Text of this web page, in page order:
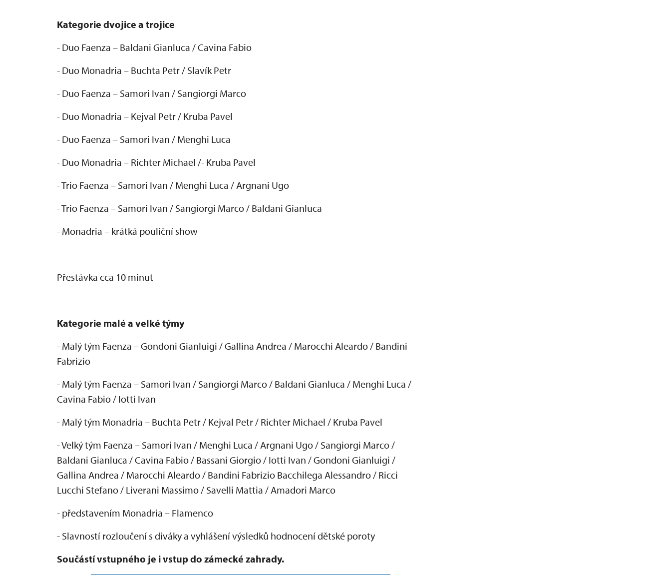
Kategorie dvojice a trojice
- Duo Faenza – Baldani Gianluca / Cavina Fabio
- Duo Monadria – Buchta Petr / Slavík Petr
- Duo Faenza – Samori Ivan / Sangiorgi Marco
- Duo Monadria – Kejval Petr / Kruba Pavel
- Duo Faenza – Samori Ivan / Menghi Luca
- Duo Monadria – Richter Michael /- Kruba Pavel
- Trio Faenza – Samori Ivan / Menghi Luca / Argnani Ugo
- Trio Faenza – Samori Ivan / Sangiorgi Marco / Baldani Gianluca
- Monadria – krátká pouliční show
Přestávka cca 10 minut
Kategorie malé a velké týmy
- Malý tým Faenza – Gondoni Gianluigi / Gallina Andrea / Marocchi Aleardo / Bandini
Fabrizio
- Malý tým Faenza – Samori Ivan / Sangiorgi Marco / Baldani Gianluca / Menghi Luca /
Cavina Fabio / Iotti Ivan
- Malý tým Monadria – Buchta Petr / Kejval Petr / Richter Michael / Kruba Pavel
- Velký tým Faenza – Samori Ivan / Menghi Luca / Argnani Ugo / Sangiorgi Marco /
Baldani Gianluca / Cavina Fabio / Bassani Giorgio / Iotti Ivan / Gondoni Gianluigi /
Gallina Andrea / Marocchi Aleardo / Bandini Fabrizio Bacchilega Alessandro / Ricci
Lucchi Stefano / Liverani Massimo / Savelli Mattia / Amadori Marco
- představením Monadria – Flamenco
- Slavností rozloučení s diváky a vyhlášení výsledků hodnocení dětské poroty
Součástí vstupného je i vstup do zámecké zahrady.